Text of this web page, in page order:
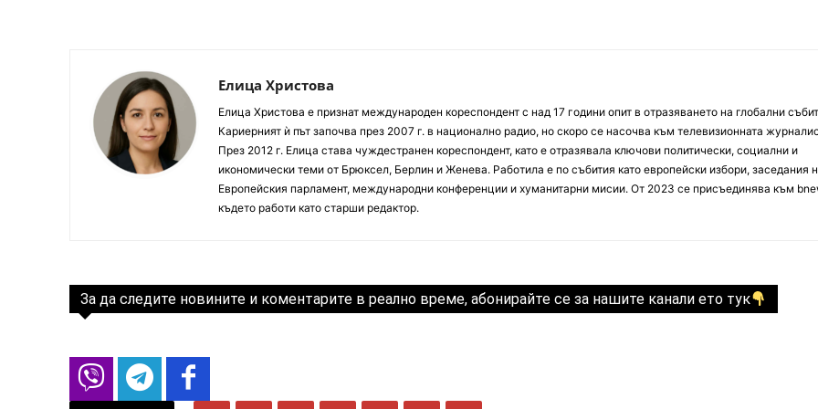
Елица Христова
Елица Христова е признат международен кореспондент с над 17 години опит в отразяването на глобални
Кариерният ѝ път започва през 2007 г. в национално радио, но скоро се насочва към телевизионната
През 2012 г. Елица става чуждестранен кореспондент, като е отразявала ключови политически, социални и
икономически теми от Брюксел, Берлин и Женева. Работила е по събития като европейски избори, заседания
Европейския парламент, международни конференции и хуманитарни мисии. От 2023 се присъединява към
където работи като старши редактор.
За да следите новините и коментарите в реално време, абонирайте се за нашите канали ето тук